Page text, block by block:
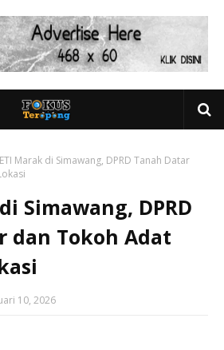
Marak di Simawang, DPRD Tanah Datar
Simawang, DPRD
dan Tokoh Adat
10, 2026